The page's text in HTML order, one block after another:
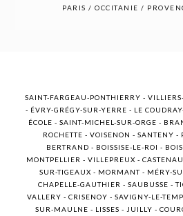
PARIS / OCCITANIE /
SAINT-FARGEAU-PONTHIERRY -
- ÉVRY-GRÉGY-SUR-YERRE - LE
ÉCOLE - SAINT-MICHEL-SUR-ORGE -
ROCHETTE - VOISENON - SANTENY -
BERTRAND - BOISSISE-LE-ROI -
MONTPELLIER - VILLEPREUX -
SUR-TIGEAUX - MORMANT - MÉRY-
CHAPELLE-GAUTHIER - SAUBUSSE -
VALLERY - CRISENOY - SAVIGNY-LE-
SUR-MAULNE - LISSES - JUILLY -